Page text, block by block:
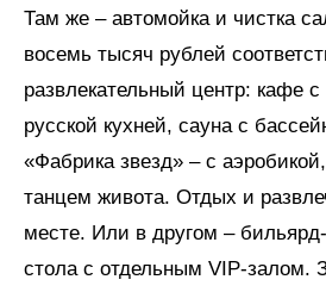
Там же – автомойка и чистка
восемь тысяч рублей
развлекательный центр: кафе с
русской кухней, сауна с
«Фабрика звезд» – с
танцем живота. Отдых и
месте. Или в другом –
стола с отдельным VIР-залом.